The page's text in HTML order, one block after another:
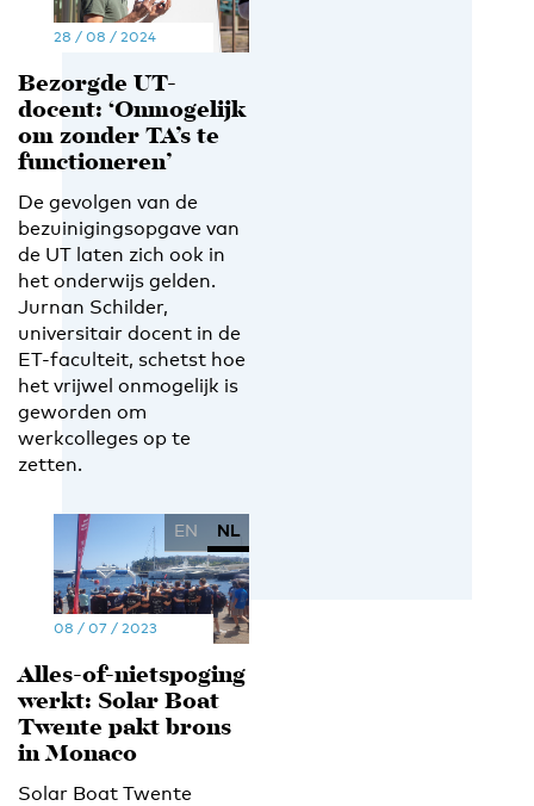
28 / 08 / 2024
Bezorgde UT-
docent: ‘Onmogelijk
om zonder TA’s te
functioneren’
De gevolgen van de
bezuinigingsopgave van
de UT laten zich ook in
het onderwijs gelden.
Jurnan Schilder,
universitair docent in de
ET-faculteit, schetst hoe
het vrijwel onmogelijk is
geworden om
werkcolleges op te
zetten.
EN NL
08 / 07 / 2023
Alles-of-nietspoging
werkt: Solar Boat
Twente pakt brons
in Monaco
Solar Boat Twente